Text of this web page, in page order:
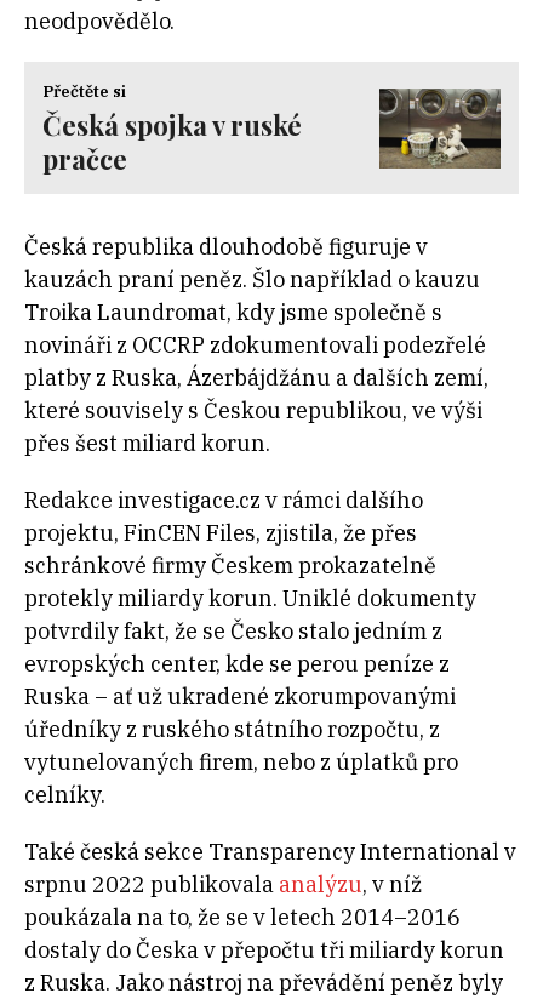
neodpovědělo.
Přečtěte si
Česká spojka v ruské
pračce
Česká republika dlouhodobě figuruje v
kauzách praní peněz. Šlo například o kauzu
Troika Laundromat, kdy jsme společně s
novináři z OCCRP zdokumentovali podezřelé
platby z Ruska, Ázerbájdžánu a dalších zemí,
které souvisely s Českou republikou, ve výši
přes šest miliard korun.
Redakce investigace.cz v rámci dalšího
projektu, FinCEN Files, zjistila, že přes
schránkové firmy Českem prokazatelně
protekly miliardy korun. Uniklé dokumenty
potvrdily fakt, že se Česko stalo jedním z
evropských center, kde se perou peníze z
Ruska – ať už ukradené zkorumpovanými
úředníky z ruského státního rozpočtu, z
vytunelovaných firem, nebo z úplatků pro
celníky.
Také česká sekce Transparency International v
srpnu 2022 publikovala analýzu, v níž
poukázala na to, že se v letech 2014–2016
dostaly do Česka v přepočtu tři miliardy korun
z Ruska. Jako nástroj na převádění peněz byly